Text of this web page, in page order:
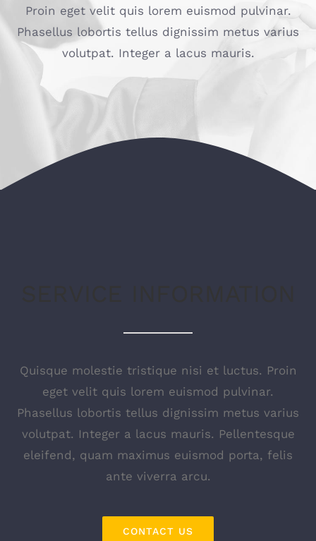
Proin eget velit quis lorem euismod pulvinar.
Phasellus lobortis tellus dignissim metus varius
volutpat. Integer a lacus mauris.
Quisque molestie tristique nisi et luctus. Proin
eget velit quis lorem euismod pulvinar.
Phasellus lobortis tellus dignissim metus varius
volutpat. Integer a lacus mauris. Pellentesque
eleifend, quam maximus euismod porta, felis
ante viverra arcu.
CONTACT US